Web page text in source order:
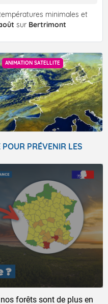
minimales et
sur Bertrimont
ANIMATION SATELLITE
PRÉVENIR LES
forêts sont de plus en